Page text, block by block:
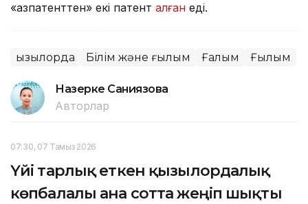
«Қазпатенттен» екі патент алған еді.
Қызылорда Білім және ғылым Ғалым Ғылым
Назерке Саниязова
Авторлар
07:30, 07 Тамыз 2026
Үйі тарлық еткен қызылордалық
көпбалалы ана сотта жеңіп шықты